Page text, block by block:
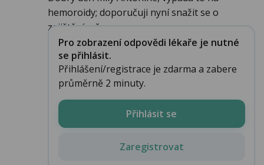
hemoroidy; doporučuji nyní snažit se o
zajištění mě...
Pro zobrazení odpovědi lékaře je nutné
se přihlásit.
Přihlášení/registrace je zdarma a zabere
průměrně 2 minuty.
Přihlásit se
Zaregistrovat